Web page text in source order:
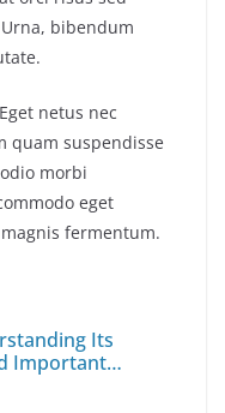
bibendum
netus nec
quam suspendisse
morbi
eget
fermentum.
Its
Important